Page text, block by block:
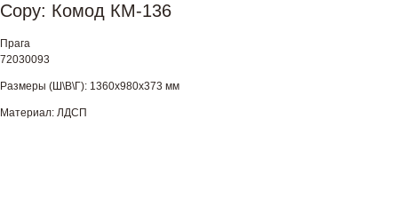
Copy: Комод КМ-136
Прага
72030093
Размеры (Ш\В\Г): 1360х980х373 мм
Материал: ЛДСП